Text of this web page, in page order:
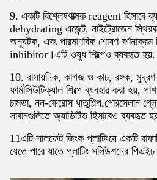
9. একটি বিশ্লেষণাত্মক reagent হিসাবে
dehydrating এজেন্ট, নাইট্রোজেন
অনুঘটক, এবং পারমাণবিক শোষণ বর্ণনাক্রম
inhibitor।এটি ওষুধ শিল্পেও ব্যবহৃত হয়.
10. রাসায়নিক, কাগজ ও কাচ, রঙ্গক,
ফার্মাসিউটিক্যাল শিল্পে ব্যবহার করা হয়,
চামড়া, নন-ফেরোস ধাতুশিল্প,পোরসেলান
সাবানগুলিতে অ্যাডিটিভ হিসাবেও ব্যবহৃত
11এটি সালফেট জিংক প্লাটিংয়ে একটি
যেতে পারে যাতে প্লাটিং সলিউশনের